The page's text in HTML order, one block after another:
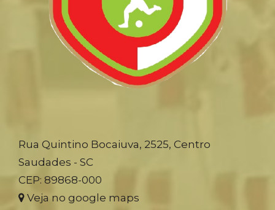
Rua Quintino Bocaiuva, 2525, Centro
Saudades - SC
CEP: 89868-000
Veja no google maps